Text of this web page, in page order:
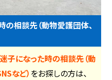
相談先（動物愛護団体、
子になった時の相談先（動
など） をお探しの方は、